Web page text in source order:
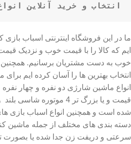
انتخاب و خرید آنلاین
ما در این فروشگاه اینترنتی اسباب
ایم که کالا را با قیمت خوب و نزدیک
خوب به دست مشتریان برسانیم. همچنین
انتخاب بهترین ها را آسان کرده ایم
انواع ماشین شارژی دو نفره و چهار
قیمت و یا بزرگ تر 4
شده است و همچنین انواع اسباب بازی
دسته بندی های مختلف از جمله ماشین
سرعتی و دریفت زن جدا شده یا